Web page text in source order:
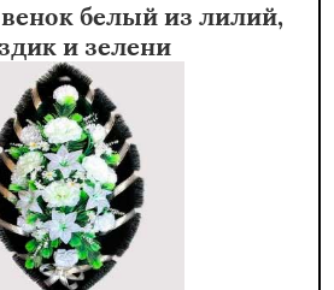
белый из лилий,
и зелени